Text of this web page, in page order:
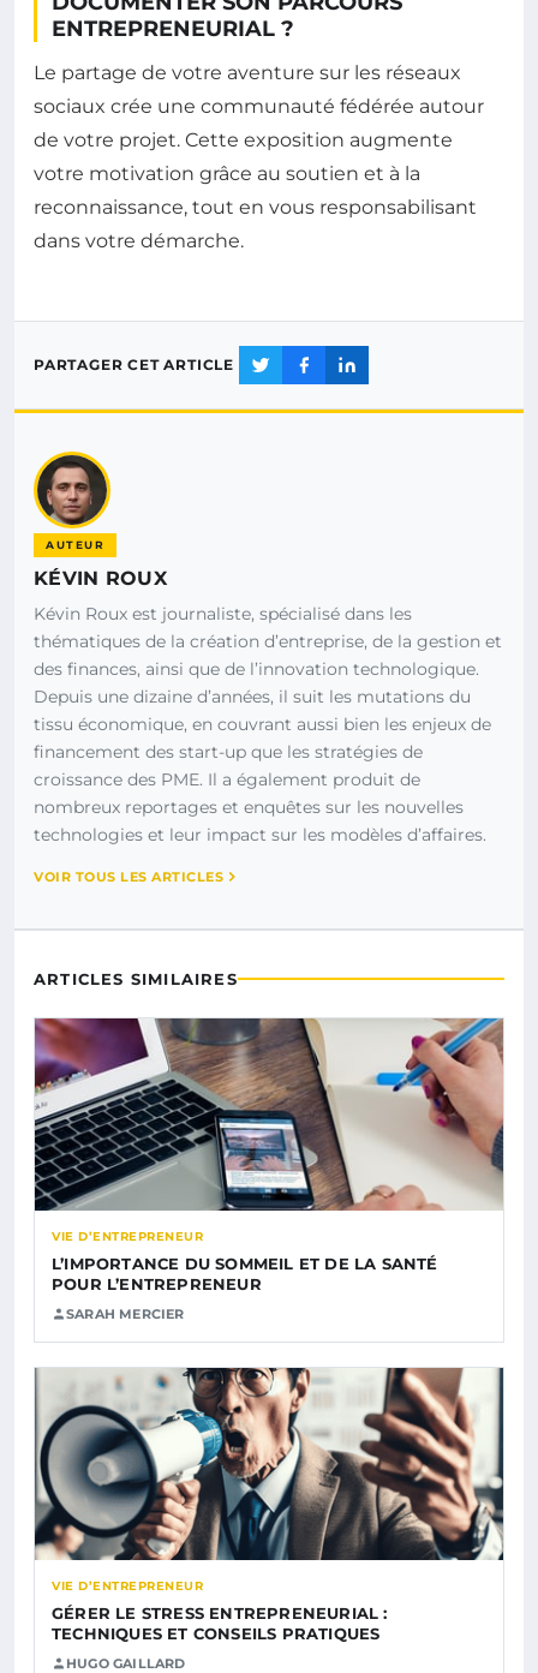
ENTREPRENEURIAL ?
Le partage de votre aventure sur les réseaux
sociaux crée une communauté fédérée autour
de votre projet. Cette exposition augmente
votre motivation grâce au soutien et à la
reconnaissance, tout en vous responsabilisant
dans votre démarche.
PARTAGER CET ARTICLE
AUTEUR
KÉVIN ROUX
Kévin Roux est journaliste, spécialisé dans les
thématiques de la création d’entreprise, de la gestion et
des finances, ainsi que de l’innovation technologique.
Depuis une dizaine d’années, il suit les mutations du
tissu économique, en couvrant aussi bien les enjeux de
financement des start-up que les stratégies de
croissance des PME. Il a également produit de
nombreux reportages et enquêtes sur les nouvelles
technologies et leur impact sur les modèles d’affaires.
VOIR TOUS LES ARTICLES
ARTICLES SIMILAIRES
VIE D’ENTREPRENEUR
L’IMPORTANCE DU SOMMEIL ET DE LA SANTÉ
POUR L’ENTREPRENEUR
SARAH MERCIER
VIE D’ENTREPRENEUR
GÉRER LE STRESS ENTREPRENEURIAL :
TECHNIQUES ET CONSEILS PRATIQUES
HUGO GAILLARD